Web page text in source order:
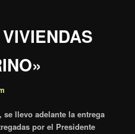
se llevo adelante la entrega
por el Presidente